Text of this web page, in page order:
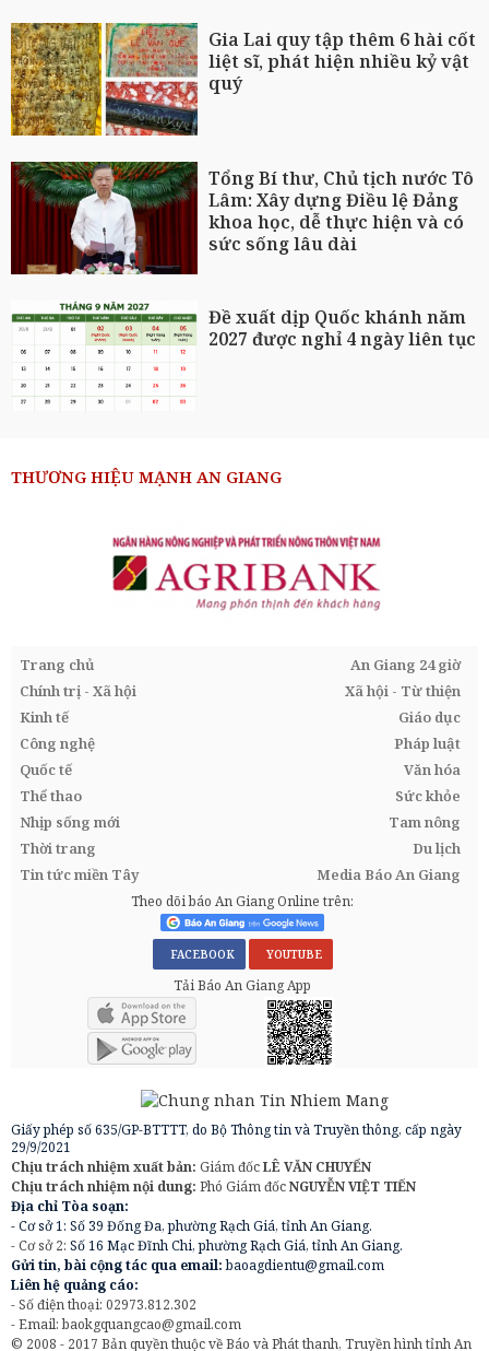
Gia Lai quy tập thêm 6 hài cốt
liệt sĩ, phát hiện nhiều kỷ vật
quý
Tổng Bí thư, Chủ tịch nước Tô
Lâm: Xây dựng Điều lệ Đảng
khoa học, dễ thực hiện và có
sức sống lâu dài
Đề xuất dịp Quốc khánh năm
2027 được nghỉ 4 ngày liên tục
THƯƠNG HIỆU MẠNH AN GIANG
Trang chủ
An Giang 24 giờ
Chính trị - Xã hội
Xã hội - Từ thiện
Kinh tế
Giáo dục
Công nghệ
Pháp luật
Quốc tế
Văn hóa
Thể thao
Sức khỏe
Nhịp sống mới
Tam nông
Thời trang
Du lịch
Tin tức miền Tây
Media Báo An Giang
Theo dõi báo An Giang Online trên:
FACEBOOK YOUTUBE
Tải Báo An Giang App
Giấy phép số 635/GP-BTTTT, do Bộ Thông tin và Truyền thông, cấp ngày
29/9/2021
Chịu trách nhiệm xuất bản: Giám đốcLÊ VĂN CHUYỂN
Chịu trách nhiệm nội dung: Phó Giám đốcNGUYỄN VIỆT TIẾN
Địa chỉ Tòa soạn:
- Cơ sở 1: Số 39 Đống Đa, phường Rạch Giá, tỉnh An Giang.
- Cơ sở 2: Số 16 Mạc Đĩnh Chi, phường Rạch Giá, tỉnh An Giang.
Gửi tin, bài cộng tác qua email:baoagdientu@gmail.com
Liên hệ quảng cáo:
- Số điện thoại: 02973.812.302
- Email:baokgquangcao@gmail.com
© 2008 - 2017 Bản quyền thuộc về Báo và Phát thanh, Truyền hình tỉnh An